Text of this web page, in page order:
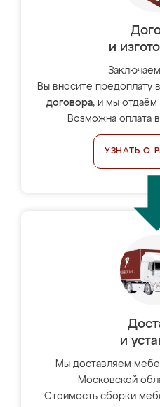
и
Вы вносите предоплату
договора, и мы отдаём
Возможна оплата
УЗНАТЬ О
и
Мы доставляем
Московской
Стоимость сборки